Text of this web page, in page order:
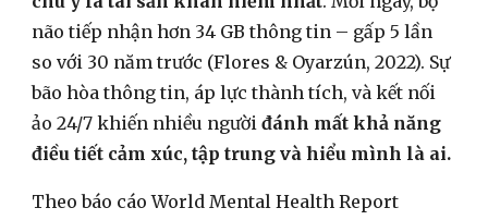
não tiếp nhận hơn 34 GB thông tin – gấp 5 lần
so với 30 năm trước (Flores & Oyarzún, 2022). Sự
bão hòa thông tin, áp lực thành tích, và kết nối
ảo 24/7 khiến nhiều ngườiđánh mất khả năng
điều tiết cảm xúc, tập trung và hiểu mình là ai.
Theo báo cáo World Mental Health Report